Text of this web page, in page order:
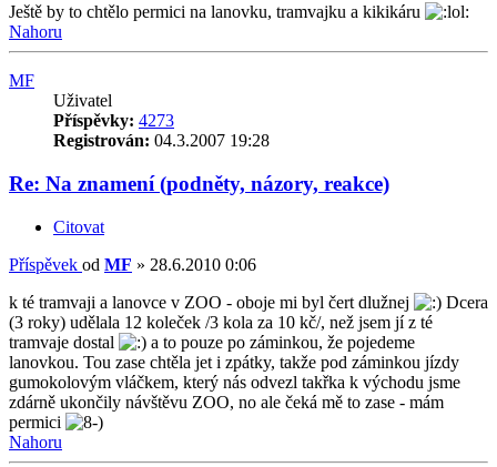
Ještě by to chtělo permici na lanovku, tramvajku a kikikáru
Nahoru
MF
Uživatel
Příspěvky: 4273
Registrován: 04.3.2007 19:28
Re: Na znamení (podněty, názory, reakce)
Citovat
Příspěvek od MF » 28.6.2010 0:06
k té tramvaji a lanovce v ZOO - oboje mi byl čert dlužnej
Dcera
(3 roky) udělala 12 koleček /3 kola za 10 kč/, než jsem jí z té
tramvaje dostal
a to pouze po záminkou, že pojedeme
lanovkou. Tou zase chtěla jet i zpátky, takže pod záminkou jízdy
gumokolovým vláčkem, který nás odvezl takřka k východu jsme
zdárně ukončily návštěvu ZOO, no ale čeká mě to zase - mám
permici
Nahoru